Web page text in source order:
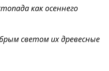
как осеннего
светом их древесные